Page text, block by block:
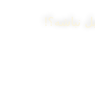
نباشه؟!